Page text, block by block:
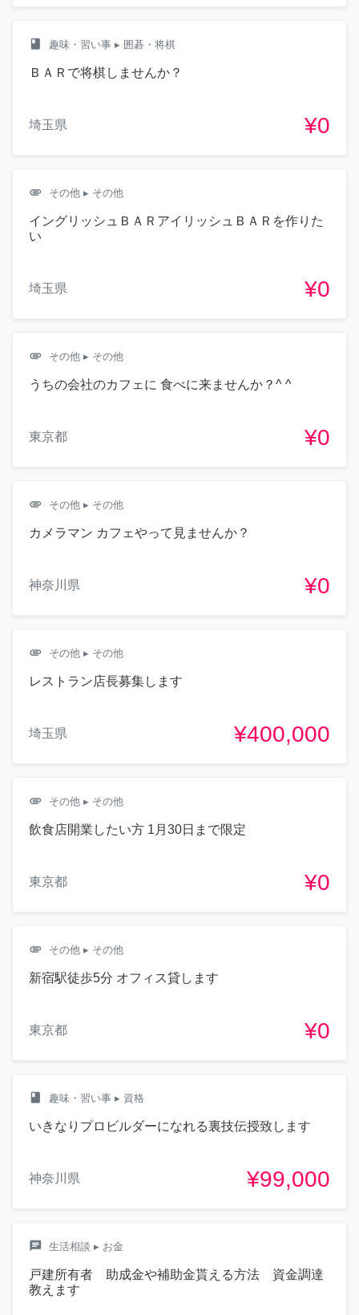
class 趣味・習い事 ▸ 囲碁・将棋
ＢＡＲで将棋しませんか？
埼玉県 ¥0
attachment その他 ▸ その他
イングリッシュＢＡＲアイリッシュＢＡＲを作りた
い
埼玉県 ¥0
attachment その他 ▸ その他
うちの会社のカフェに 食べに来ませんか？^ ^
東京都 ¥0
attachment その他 ▸ その他
カメラマン カフェやって見ませんか？
神奈川県 ¥0
attachment その他 ▸ その他
レストラン店長募集します
埼玉県 ¥400,000
attachment その他 ▸ その他
飲食店開業したい方 1月30日まで限定
東京都 ¥0
attachment その他 ▸ その他
新宿駅徒歩5分 オフィス貸します
東京都 ¥0
class 趣味・習い事 ▸ 資格
いきなりプロビルダーになれる裏技伝授致します
神奈川県 ¥99,000
chat 生活相談 ▸ お金
戸建所有者 助成金や補助金貰える方法 資金調達
教えます